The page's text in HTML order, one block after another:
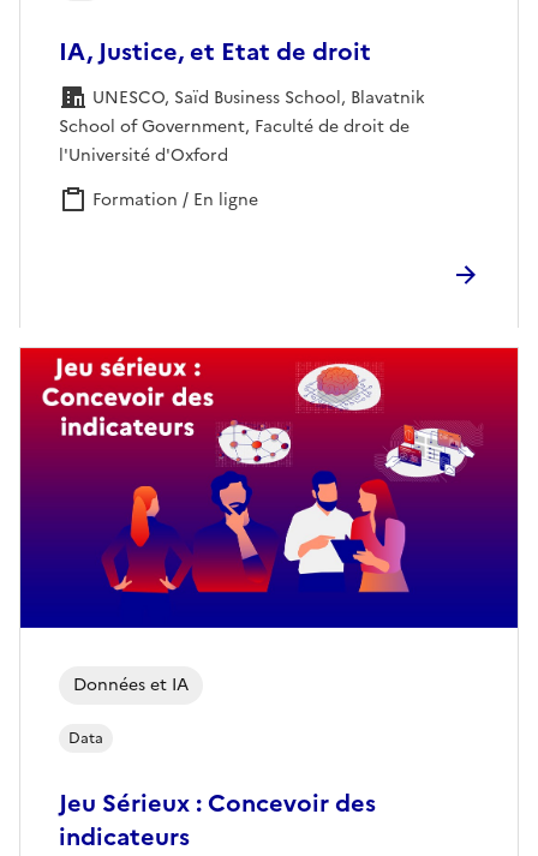
IA, Justice, et Etat de droit
UNESCO, Saïd Business School, Blavatnik
School of Government, Faculté de droit de
l'Université d'Oxford
Formation / En ligne
Données et IA
Data
Jeu Sérieux : Concevoir des
indicateurs